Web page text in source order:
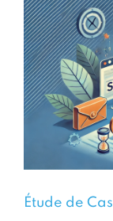
Étude de Cas